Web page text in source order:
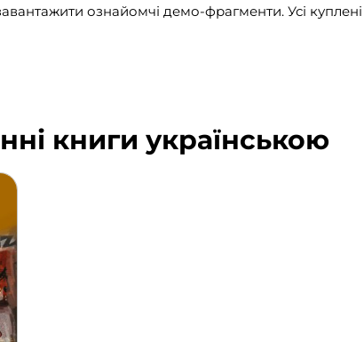
ознайомчі демо-фрагменти. Усі
книги українською